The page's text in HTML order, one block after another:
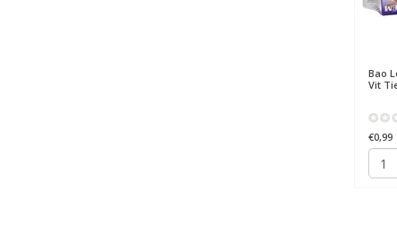
Bao
Vit
€0,99